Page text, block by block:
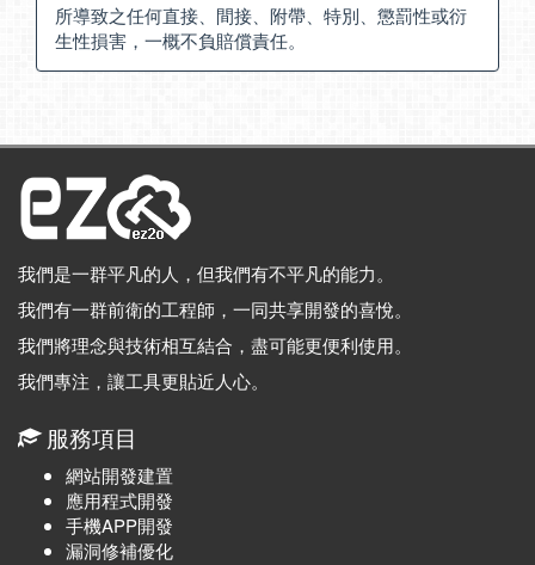
所導致之任何直接、間接、附帶、特別、懲罰性或衍
生性損害，一概不負賠償責任。
我們是一群平凡的人，但我們有不平凡的能力。
我們有一群前衛的工程師，一同共享開發的喜悅。
我們將理念與技術相互結合，盡可能更便利使用。
我們專注，讓工具更貼近人心。
服務項目
網站開發建置
應用程式開發
手機APP開發
漏洞修補優化